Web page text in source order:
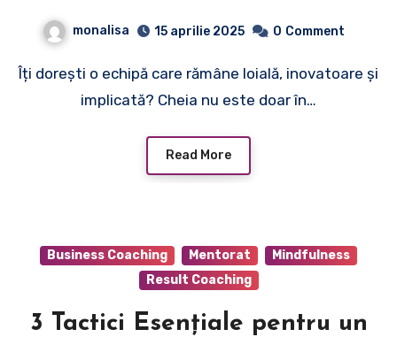
Transparența, Siguranța
Psihologică și Echipele Unite
Contează Mai Mult Ca
Oricând
monalisa 15 aprilie 2025 0 Comment
Îți dorești o echipă care rămâne loială, inovatoare și
implicată? Cheia nu este doar în…
Read More
Business Coaching Mentorat
Mindfulness
Result Coaching
3 Tactici Esențiale pentru un